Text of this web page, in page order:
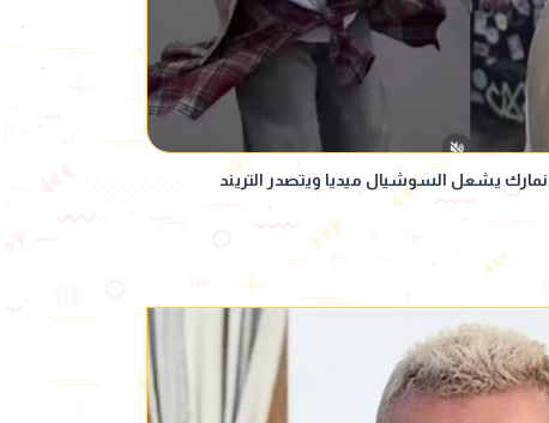
يشعل السوشيال ميديا ويتصدر التريند